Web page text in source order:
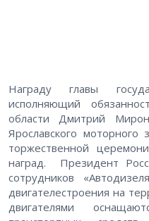
Награду главы
исполняющий
области Дмитрий
Ярославского
торжественной
наград. Президент
сотрудников
двигателестроения на
двигателями